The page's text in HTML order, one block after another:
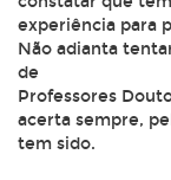
experiência para
Não adianta
de
Professores
acerta sempre,
tem sido.